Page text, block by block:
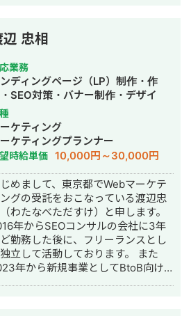
活かし、オウンドメディア代行運
始しました。 【経験】 ◉自社メ
アは、ブライダル・ペット・車・
整形・医療脱毛・不動産・金融ジ
ルの経験があります。 ◉広告運用
は、美容クリニック・医療脱毛・
産・金融の経験があります。 ◉オ
ドメディア運用代行は、不動産・
の経験があります。 【実績】 ◉自
ディア（SEO集客）（2017年~）
社メディア運営（複数サイト）で
自社メディア（SEO集客）
年） ⇒ペットメディアの運営で
グフードの案件月100件以上獲得
社メディア（SEO集客）（2018
⇒車メディアの運営で車買取査定
件月300件獲得 ◉自社メディア
集客）（2017年~2022年） ⇒ブ
ダルメディアの運営で結婚式場・
課題と向き合い、成果につながる
ケティング支援を行ってきまし
ット火葬事業を行
合同会社ペットフル」を立ち上
、年間6,000件超のご家族様のお別れ
ポート。 高い顧客満足度と事業成
実現し、2024年に事業売却まで経
います。 現在は、全国で経営者
ュニティを展開する株式会社
の取締役として事業運営を行
がら、企業のマーケティング支
Web制作・広告運用のご相談を承
ります。 【提供できる価値】 心
に基づく訴求設計・ライティング
に直結するWebサイト / LP制作
広告・Meta広告などの運用改
事業成長させるためのマーケティン
略全体設計 コミュニティ運営・商
のアドバイス 【こんな方はぜひ
忠相
業務
ディングページ（LP）制作・作
SEO対策・バナー制作・デザイ
リスティング広告運用代行・オウ
メディア制作・構築・運用代行
ケティング
ケティングプランナー
時給単価 10,000円～30,000円
めまして、東京都でWebマーケテ
グの受託をおこなっている渡辺忠
わたなべただすけ）と申します。
年からSEOコンサルの会社に3年
勤務した後に、フリーランスとし
立して活動しております。 また
年から新規事業としてBtoB向け